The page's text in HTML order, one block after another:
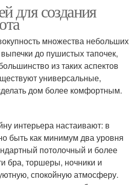
для создания
множества небольших
до пушистых тапочек,
из таких аспектов
универсальные,
дом более комфортным.
интерьера настаивают: в
быть как минимум два уровня
потолочный и более
бра, торшеры, ночники и
спокойную атмосферу.